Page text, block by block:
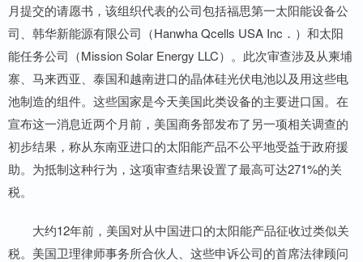
月提交的请愿书，该组织代表的公司包括福思第一太阳能设备公
司、韩华新能源有限公司（Hanwha Qcells USA Inc．）和太阳
能任务公司（Mission Solar Energy LLC）。此次审查涉及从柬埔
寨、马来西亚、泰国和越南进口的晶体硅光伏电池以及用这些电
池制造的组件。这些国家是今天美国此类设备的主要进口国。在
宣布这一消息近两个月前，美国商务部发布了另一项相关调查的
初步结果，称从东南亚进口的太阳能产品不公平地受益于政府援
助。为抵制这种行为，这项审查结果设置了最高可达271%的关
税。
大约12年前，美国对从中国进口的太阳能产品征收过类似关
税。美国卫理律师事务所合伙人、这些申诉公司的首席法律顾问